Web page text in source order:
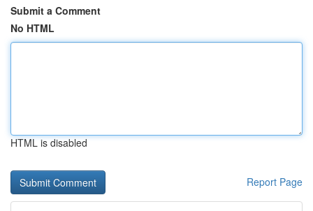
Submit a Comment
No HTML
HTML is disabled
Report Page